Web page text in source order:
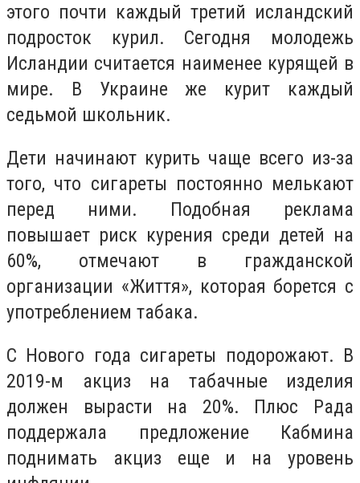
этого почти каждый третий исландский
подросток курил. Сегодня молодежь
Исландии считается наименее курящей в
мире. В Украине же курит каждый
седьмой школьник.
Дети начинают курить чаще всего из-за
того, что сигареты постоянно мелькают
перед ними. Подобная реклама
повышает риск курения среди детей на
60%, отмечают в гражданской
организации «Життя», которая борется с
употреблением табака.
С Нового года сигареты подорожают. В
2019-м акциз на табачные изделия
должен вырасти на 20%. Плюс Рада
поддержала предложение Кабмина
поднимать акциз еще и на уровень